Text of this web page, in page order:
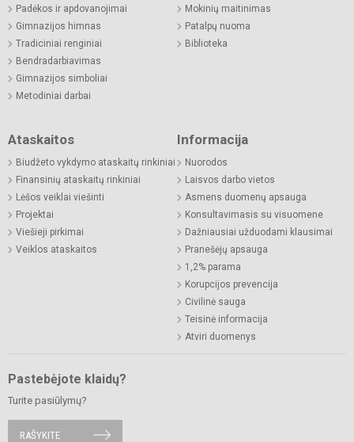
Padėkos ir apdovanojimai
Gimnazijos himnas
Tradiciniai renginiai
Bendradarbiavimas
Gimnazijos simboliai
Metodiniai darbai
Mokinių maitinimas
Patalpų nuoma
Biblioteka
Ataskaitos
Biudžeto vykdymo ataskaitų rinkiniai
Finansinių ataskaitų rinkiniai
Lėšos veiklai viešinti
Projektai
Viešieji pirkimai
Veiklos ataskaitos
Informacija
Nuorodos
Laisvos darbo vietos
Asmens duomenų apsauga
Konsultavimasis su visuomene
Dažniausiai užduodami klausimai
Pranešėjų apsauga
1,2% parama
Korupcijos prevencija
Civilinė sauga
Teisinė informacija
Atviri duomenys
Pastebėjote klaidų?
Turite pasiūlymų?
RAŠYKITE